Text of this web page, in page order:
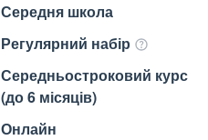
Середня школа
Регулярний набір
Середньостроковий курс
(до 6 місяців)
Онлайн